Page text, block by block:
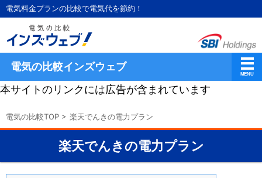
電気料金プランの比較で電気代を節約！
電気の比較インズウェブ
本サイトのリンクには広告が含まれています
電気の比較TOP > 楽天でんきの電力プラン
楽天でんきの電力プラン